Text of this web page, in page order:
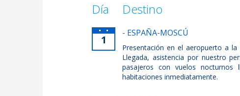
Día Destino
1
- ESPAÑA-MOSCÚ
Presentación en el aeropuerto a
Llegada, asistencia por nuestro
pasajeros con vuelos nocturnos
habitaciones inmediatamente.